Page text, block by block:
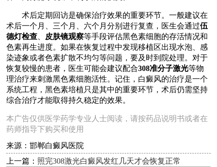
术后定期回访是确保治疗效果的重要环节。一般建议在
术后一个月、三个月、六个月分别进行复查，医生会通过伍
德灯检查
皮肤镜观察等手段评估黑色素细胞的存活情况和
色素再生进度。如果在恢复过程中发现移植区出现水泡、感
染迹象或者色素扩散不均匀等问题，要及时到院处理。对于
恢复较慢的患者，医生可能会建议配合308准分子激光等物
理治疗来刺激黑色素细胞活性。记住，白癜风的治疗是一个
系统工程，黑色素培植只是其中的重要环节，术后仍需坚持
综合治疗才能取得持久稳定的效果。
本广告仅供医学药学专业人士阅读，请按药品说明书或者在
药师指导下购买和使用
来源：邯郸白癜风医院
上一篇： 照完308激光白癜风发红几天才会恢复正常